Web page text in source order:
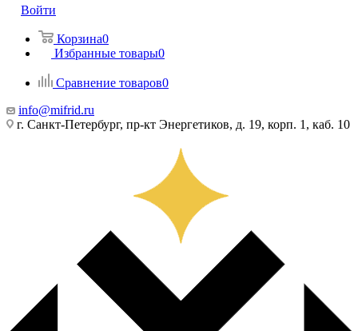
Войти
Корзина0
Избранные товары0
Сравнение товаров0
info@mifrid.ru
г. Санкт-Петербург, пр-кт Энергетиков, д. 19, корп. 1, каб. 10